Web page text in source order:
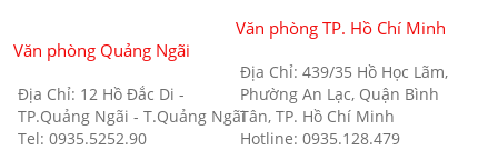
Văn phòng Quảng Ngãi
Địa Chỉ: 12 Hồ Đắc Di -
TP.Quảng Ngãi - T.Quảng Ngãi
Tel: 0935.5252.90
Văn phòng TP. Hồ Chí Minh
Địa Chỉ: 439/35 Hồ Học Lãm,
Phường An Lạc, Quận Bình
Tân, TP. Hồ Chí Minh
Hotline: 0935.128.479